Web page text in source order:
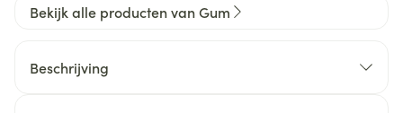
Bekijk alle producten van Gum
Beschrijving